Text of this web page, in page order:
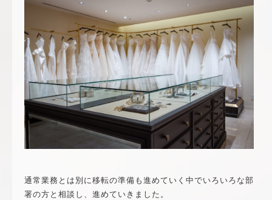
通常業務とは別に移転の準備も進めていく中でいろいろな部
署の方と相談し、進めていきました。